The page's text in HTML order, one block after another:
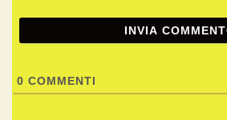
0 COMMENTI